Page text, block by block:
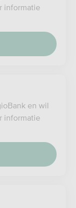
informatie
en wil
informatie